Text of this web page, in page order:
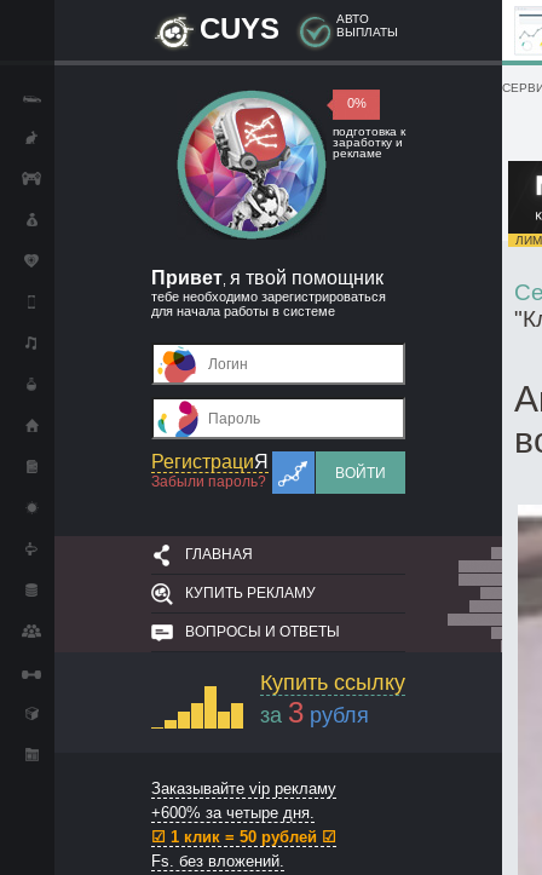
CUYS
АВТО
ВЫПЛАТЫ
0%
подготовка к
заработку и
рекламе
Привет я твой помощник
тебе необходимо зарегистрироваться
для начала работы в системе
РегистрациЯ
Забыли пароль?
ВОЙТИ
ГЛАВНАЯ
КУПИТЬ РЕКЛАМУ
ВОПРОСЫ И ОТВЕТЫ
Купить ссылку
за 3 рубля
Заказывайте vip рекламу
+600% за четыре дня.
☑ 1 клик = 50 рублей ☑
Fs. без вложений.